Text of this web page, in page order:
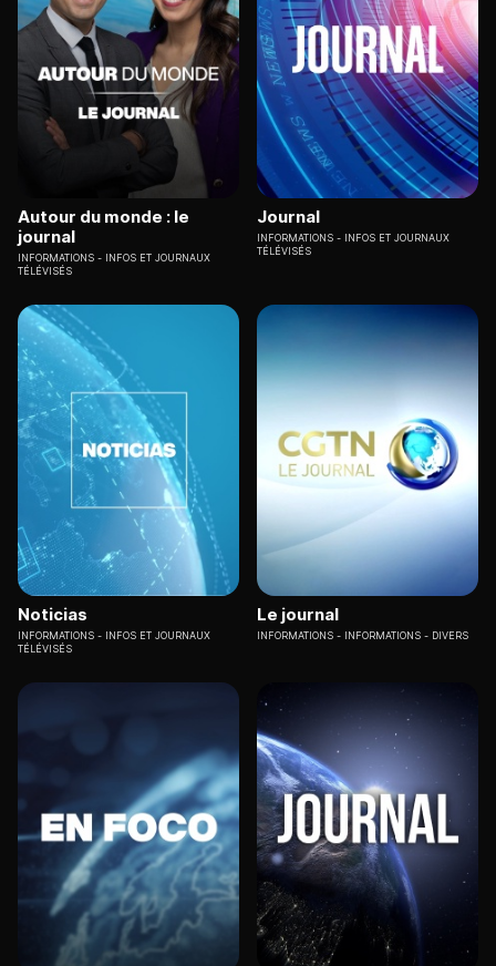
Autour du monde : le
journal
INFORMATIONS
INFOS ET JOURNAUX
TÉLÉVISÉS
Journal
INFORMATIONS
INFOS ET JOURNAUX
TÉLÉVISÉS
Noticias
INFORMATIONS
INFOS ET JOURNAUX
TÉLÉVISÉS
Le journal
INFORMATIONS INFORMATIONS - DIVERS